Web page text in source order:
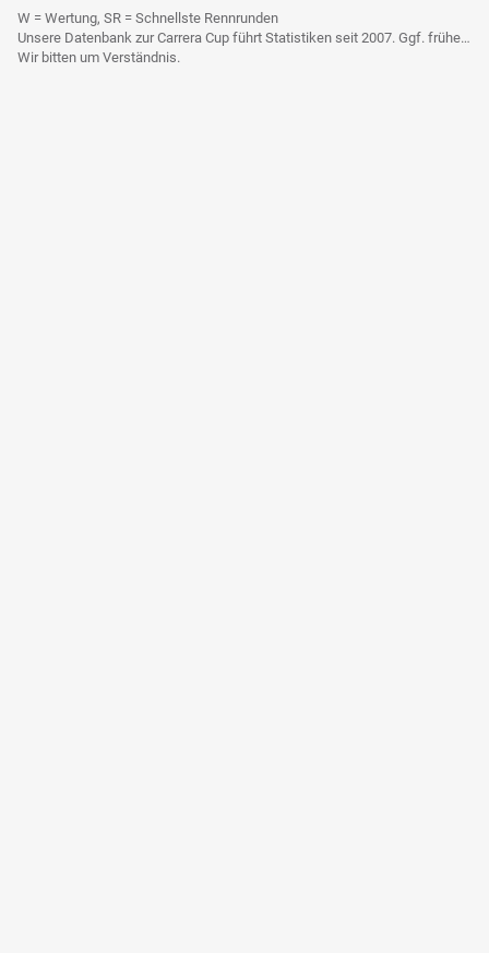
W = Wertung, SR = Schnellste Rennrunden
Unsere Datenbank zur Carrera Cup führt Statistiken seit 2007. Ggf. frühere Daten sind derzeit noch nicht berücksichtigt.
Wir bitten um Verständnis.